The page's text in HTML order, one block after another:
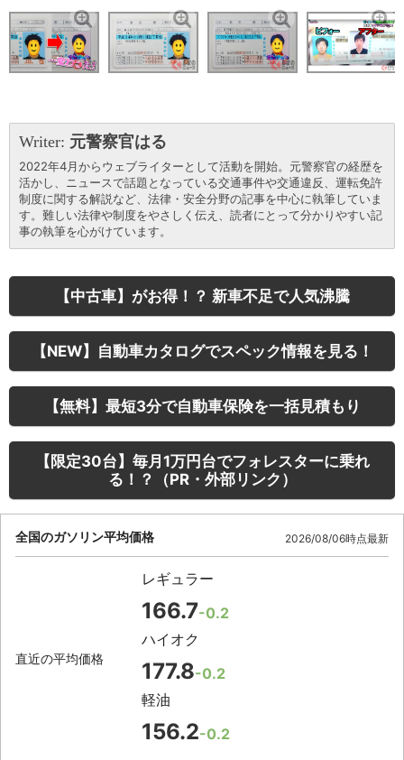
Writer: 元警察官はる
2022年4月からウェブライターとして活動を開始。元警察官の経歴を
活かし、ニュースで話題となっている交通事件や交通違反、運転免許
制度に関する解説など、法律・安全分野の記事を中心に執筆していま
す。難しい法律や制度をやさしく伝え、読者にとって分かりやすい記
事の執筆を心がけています。
【中古車】がお得！？ 新車不足で人気沸騰
【NEW】自動車カタログでスペック情報を見る！
【無料】最短3分で自動車保険を一括見積もり
【限定30台】毎月1万円台でフォレスターに乗れ
る！？（PR・外部リンク）
全国のガソリン平均価格 2026/08/06時点最新
直近の平均価格
レギュラー
166.7-0.2
ハイオク
177.8-0.2
軽油
156.2-0.2